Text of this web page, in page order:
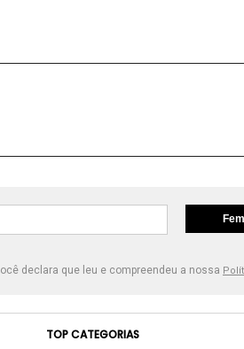
declara que leu e compreendeu a nossa
TOP CATEGORIAS